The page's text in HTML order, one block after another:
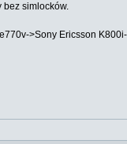
bez simlocków.
>Sony Ericsson